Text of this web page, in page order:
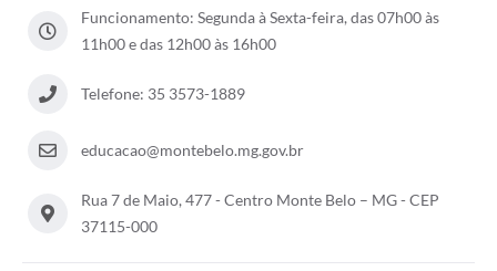
Funcionamento: Segunda à Sexta-feira, das 07h00 às
11h00 e das 12h00 às 16h00
Telefone: 35 3573-1889
educacao@montebelo.mg.gov.br
Rua 7 de Maio, 477 - Centro Monte Belo – MG - CEP
37115-000